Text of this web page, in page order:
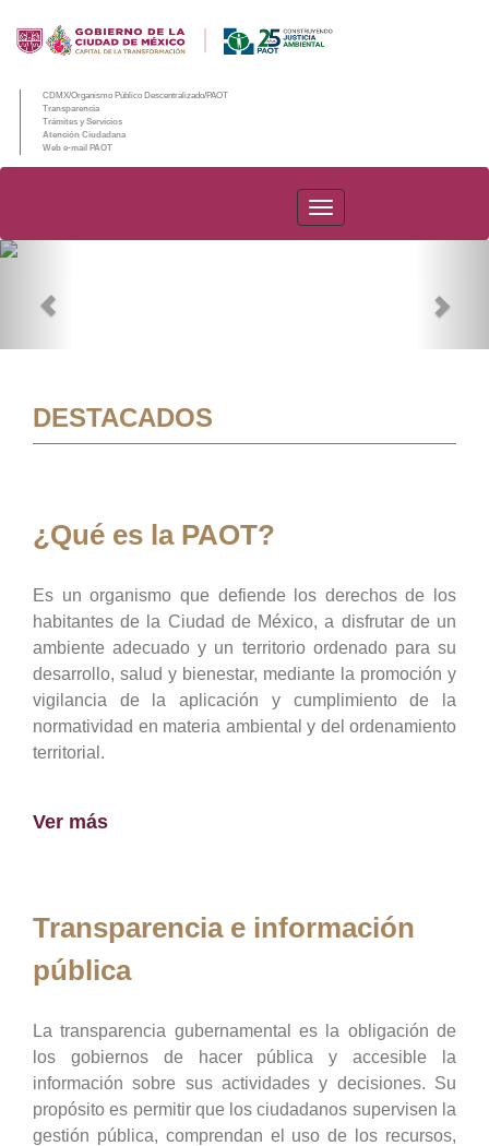
CDMX/Organismo Público Descentralizado/PAOT
Transparencia
Trámites y Servicios
Atención Ciudadana
Web e-mail PAOT
PAOT
DESTACADOS
¿Qué es la PAOT?
Es un organismo que defiende los derechos de los
habitantes de la Ciudad de México, a disfrutar de un
ambiente adecuado y un territorio ordenado para su
desarrollo, salud y bienestar, mediante la promoción y
vigilancia de la aplicación y cumplimiento de la
normatividad en materia ambiental y del ordenamiento
territorial.
Ver más
Transparencia e información
pública
La transparencia gubernamental es la obligación de
los gobiernos de hacer pública y accesible la
información sobre sus actividades y decisiones. Su
propósito es permitir que los ciudadanos supervisen la
gestión pública, comprendan el uso de los recursos,